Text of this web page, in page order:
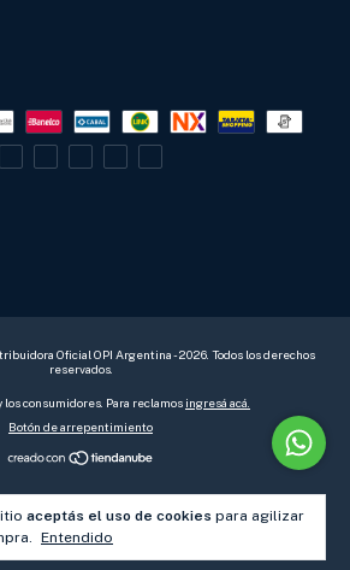
aceptás el uso de cookies para agilizar
Entendido
Oficial OPI Argentina - 2026. Todos los derechos
reservados.
los consumidores. Para reclamos ingresá acá.
Botón de arrepentimiento